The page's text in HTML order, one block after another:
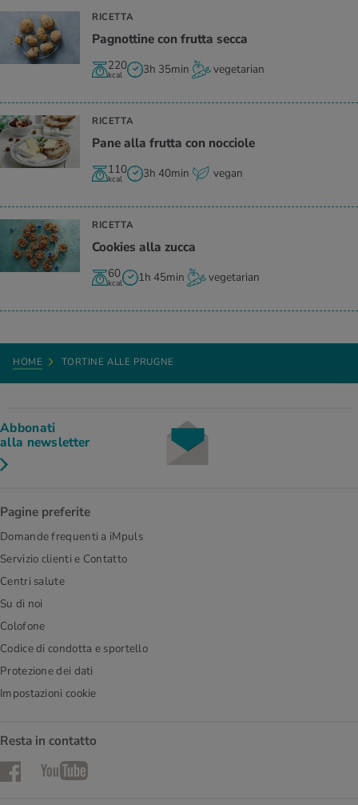
RICETTA
Pagnottine con frutta secca
220
kcal 3h 35min vegetarian
RICETTA
Pane alla frutta con nocciole
110
kcal 3h 40min vegan
RICETTA
Cookies alla zucca
60
kcal 1h 45min vegetarian
HOME TORTINE ALLE PRUGNE
Abbonati
alla newsletter
Pagine preferite
Domande frequenti a iMpuls
Servizio clienti e Contatto
Centri salute
Su di noi
Colofone
Codice di condotta e sportello
Protezione dei dati
Impostazioni cookie
Resta in contatto
FacebookYouTube